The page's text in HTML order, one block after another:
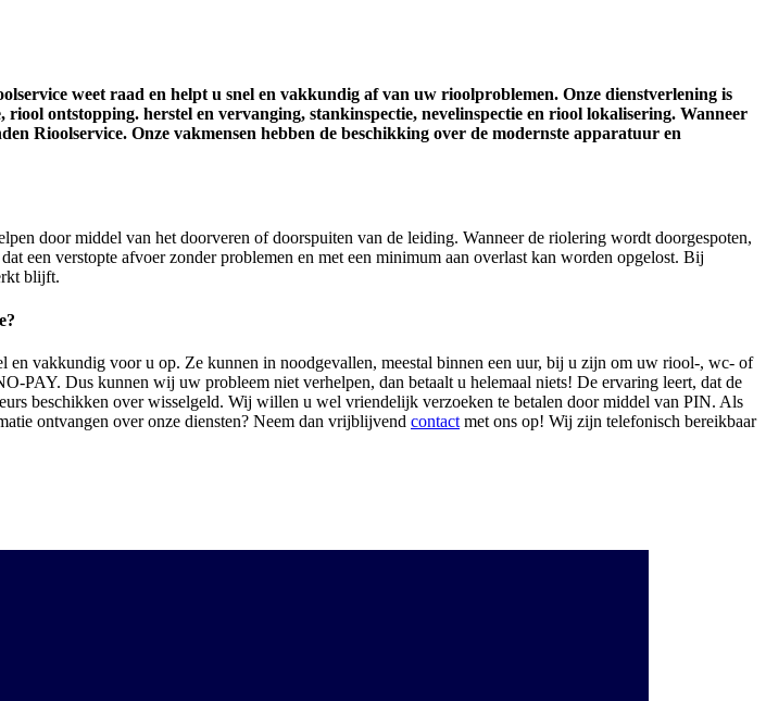
weet raad en helpt u snel en vakkundig af van uw rioolproblemen. Onze dienstverlening is
ontstopping. herstel en vervanging, stankinspectie, nevelinspectie en riool lokalisering. Wanneer
Rioolservice. Onze vakmensen hebben de beschikking over de modernste apparatuur en
door middel van het doorveren of doorspuiten van de leiding. Wanneer de riolering wordt doorgespoten,
een verstopte afvoer zonder problemen en met een minimum aan overlast kan worden opgelost. Bij
blijft.
vakkundig voor u op. Ze kunnen in noodgevallen, meestal binnen een uur, bij u zijn om uw riool-, wc- of
PAY. Dus kunnen wij uw probleem niet verhelpen, dan betaalt u helemaal niets! De ervaring leert, dat de
beschikken over wisselgeld. Wij willen u wel vriendelijk verzoeken te betalen door middel van PIN. Als
ontvangen over onze diensten? Neem dan vrijblijvend contact met ons op! Wij zijn telefonisch bereikbaar